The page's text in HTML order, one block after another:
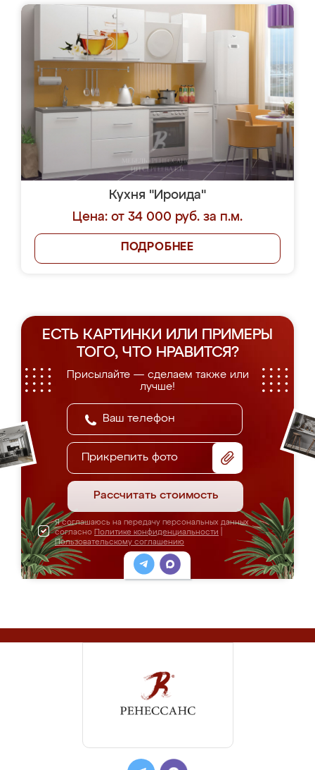
Кухня "Ироида"
Цена: от 34 000 руб. за п.м.
ПОДРОБНЕЕ
ЕСТЬ КАРТИНКИ ИЛИ ПРИМЕРЫ
ТОГО, ЧТО НРАВИТСЯ?
Присылайте — сделаем также или
лучше!
Прикрепить фото
Рассчитать стоимость
Я соглашаюсь на передачу персональных данных
согласно Политике конфиденциальности
Пользовательскому соглашению